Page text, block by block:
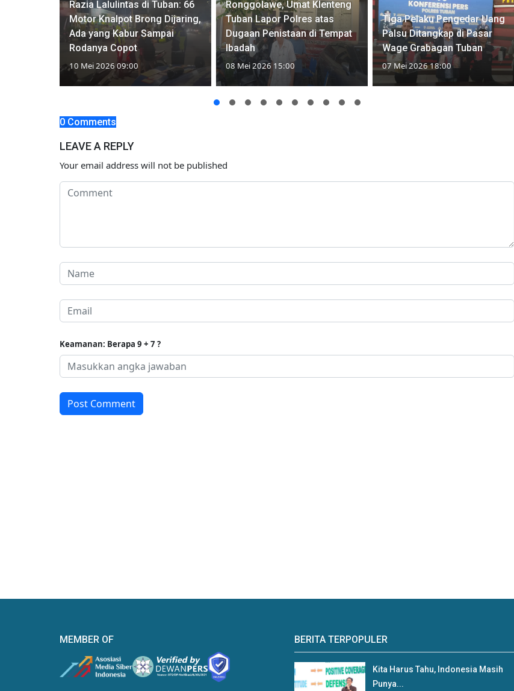
Razia Lalulintas di Tuban: 66
Motor Knalpot Brong Dijaring,
Ada yang Kabur Sampai
Rodanya Copot
10 Mei 2026 09:00
Ronggolawe, Umat Klenteng
Tuban Lapor Polres atas
Dugaan Penistaan di Tempat
Ibadah
08 Mei 2026 15:00
Tiga Pelaku Pengedar Uang
Palsu Ditangkap di Pasar
Wage Grabagan Tuban
07 Mei 2026 18:00
0 Comments
LEAVE A REPLY
Your email address will not be published
Keamanan: Berapa 9 + 7 ?
Post Comment
MEMBER OF BERITA TERPOPULER
Kita Harus Tahu, Indonesia Masih
Punya...